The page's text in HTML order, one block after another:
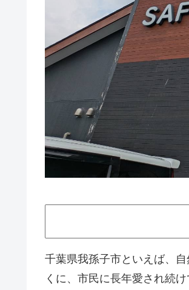
千葉県我孫子市といえば、
くに、市民に長年愛され続